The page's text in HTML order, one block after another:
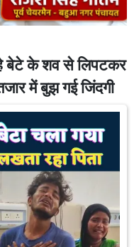
के शव से लिपटकर
में बुझ गई जिंदगी